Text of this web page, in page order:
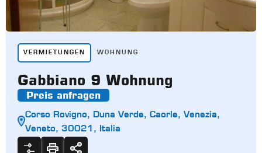
VERMIETUNGEN WOHNUNG
Gabbiano 9 Wohnung
Preis anfragen
Corso Rovigno, Duna Verde, Caorle, Venezia,
Veneto, 30021, Italia